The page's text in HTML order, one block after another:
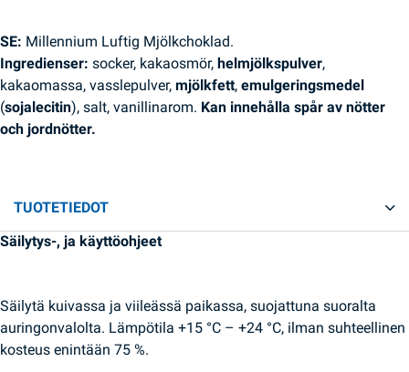
SE: Millennium Luftig Mjölkchoklad.
Ingredienser: socker, kakaosmör, helmjölkspulver,
kakaomassa, vasslepulver, mjölkfett, emulgeringsmedel
(sojalecitin), salt, vanillinarom. Kan innehålla spår av nötter
och jordnötter.
TUOTETIEDOT
Säilytys-, ja käyttöohjeet
Säilytä kuivassa ja viileässä paikassa, suojattuna suoralta
auringonvalolta. Lämpötila +15 °C – +24 °C, ilman suhteellinen
kosteus enintään 75 %.